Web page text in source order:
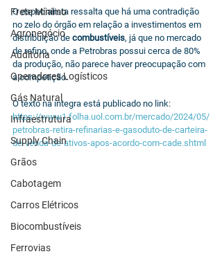
Frete Mínimo
Agronegócio
Auditoria
Operadores Logísticos
Gás Natural
Infraestrutura
Supply Chain
Grãos
Cabotagem
Carros Elétricos
Biocombustíveis
Ferrovias
O especialista ressalta que há uma contradição
no zelo do órgão em relação a investimentos em
distribuição de combustíveis, já que no mercado
de refino, onde a Petrobras possui cerca de 80%
da produção, não parece haver preocupação com
a competição.
O texto na íntegra está publicado no link:
https://www1.folha.uol.com.br/mercado/2024/05/
petrobras-retira-refinarias-e-gasoduto-de-carteira-
de-venda-de-ativos-apos-acordo-com-cade.shtml